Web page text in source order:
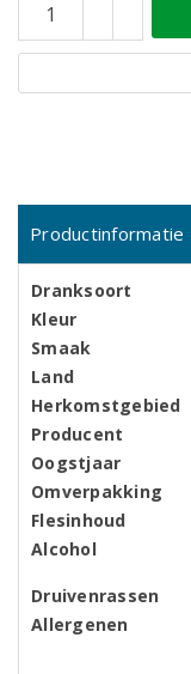
Productinformatie
Dranksoort
Kleur
Smaak
Land
Herkomstgebied
Producent
Oogstjaar
Omverpakking
Flesinhoud
Alcohol
Druivenrassen
Allergenen